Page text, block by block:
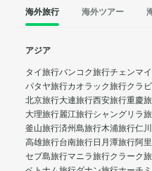
海外旅行 海外ツアー
アジア
タイ旅行バンコク旅行チェンマ
パタヤ旅行カオラック旅行クラ
北京旅行大連旅行西安旅行重慶
大理旅行麗江旅行シャングリラ
釜山旅行済州島旅行木浦旅行仁
高雄旅行台南旅行日月潭旅行阿
セブ島旅行マニラ旅行クラーク